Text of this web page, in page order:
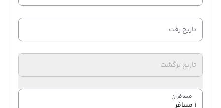
تاریخ رفت
تاریخ برگشت
مسافران